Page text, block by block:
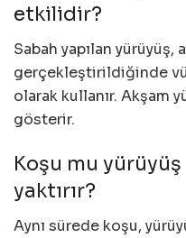
etkilidir?
Sabah yapılan yürüyüş,
gerçekleştirildiğinde
olarak kullanır. Akşam
gösterir.
Koşu mu
yaktırır?
Aynı sürede koşu,